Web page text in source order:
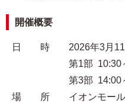
開催概要
日 時 2026年3月11
第1部 10:30～
第3部 14:00～
場 所 イオンモール岡